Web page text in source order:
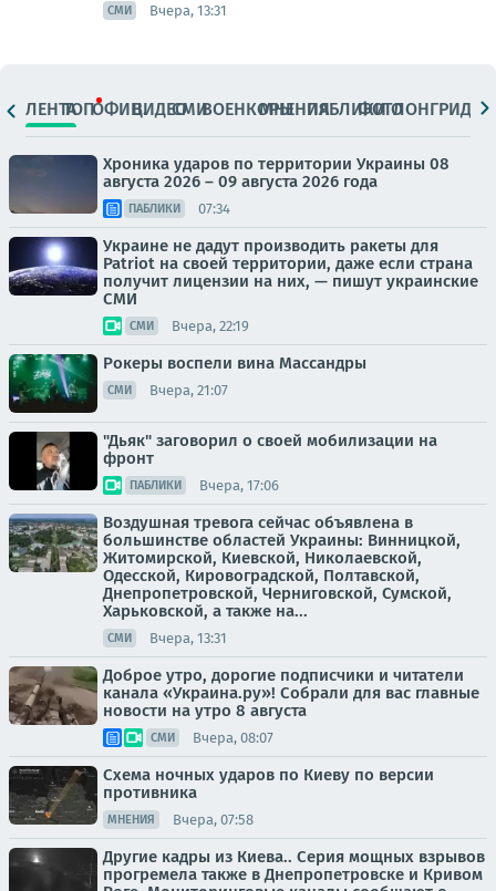
СМИ Вчера, 13:31
ЛЕНТАТОПОФИЦ.ВИДЕОСМИВОЕНКОРЫМНЕНИЯПАБЛИКИ
ФОТОЛОНГРИДЫ
Хроника ударов по территории Украины 08
августа 2026 – 09 августа 2026 года
ПАБЛИКИ 07:34
Украине не дадут производить ракеты для
Patriot на своей территории, даже если страна
получит лицензии на них, — пишут украинские
СМИ
СМИ Вчера, 22:19
Рокеры воспели вина Массандры
СМИ Вчера, 21:07
"Дьяк" заговорил о своей мобилизации на
фронт
ПАБЛИКИ Вчера, 17:06
Воздушная тревога сейчас объявлена в
большинстве областей Украины: Винницкой,
Житомирской, Киевской, Николаевской,
Одесской, Кировоградской, Полтавской,
Днепропетровской, Черниговской, Сумской,
Харьковской, а также на...
СМИ Вчера, 13:31
Доброе утро, дорогие подписчики и читатели
канала «Украина.ру»! Собрали для вас главные
новости на утро 8 августа
СМИ Вчера, 08:07
Схема ночных ударов по Киеву по версии
противника
МНЕНИЯ Вчера, 07:58
Другие кадры из Киева.. Серия мощных взрывов
прогремела также в Днепропетровске и Кривом